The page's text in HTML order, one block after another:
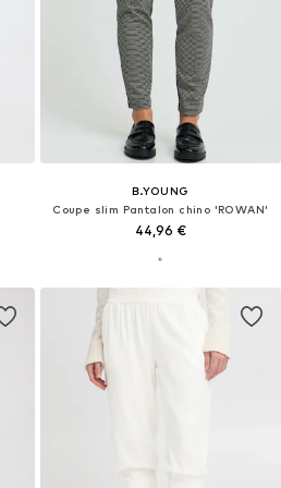
B.YOUNG
Coupe slim Pantalon chino 'ROWAN'
44,96 €